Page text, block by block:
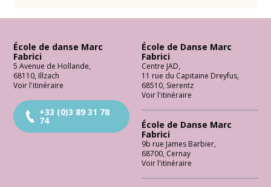
École de danse Marc
Fabrici
5 Avenue de Hollande,
68110, Illzach
Voir l'itinéraire
+33 (0)3 89 31 78
74
École de Danse Marc
Fabrici
Centre JAD,
11 rue du Capitaine Dreyfus,
68510, Sierentz
Voir l'itinéraire
École de Danse Marc
Fabrici
9b rue James Barbier,
68700, Cernay
Voir l'itinéraire